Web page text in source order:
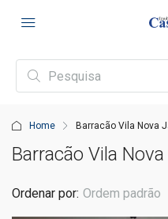
Home Barracão Vila Nova
Barracão Vila
Ordenar por: Ordem padrão